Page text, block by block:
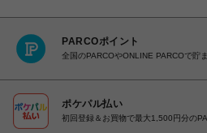
PARCOポイント
全国のPARCOやONLINE PARCOで貯
ポケパル払い
初回登録＆お買物で最大1,500円分の